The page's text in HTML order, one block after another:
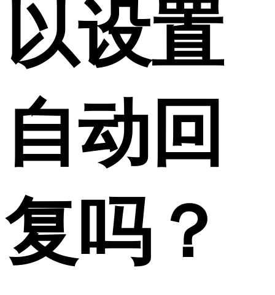
以设置
自动回
复吗？